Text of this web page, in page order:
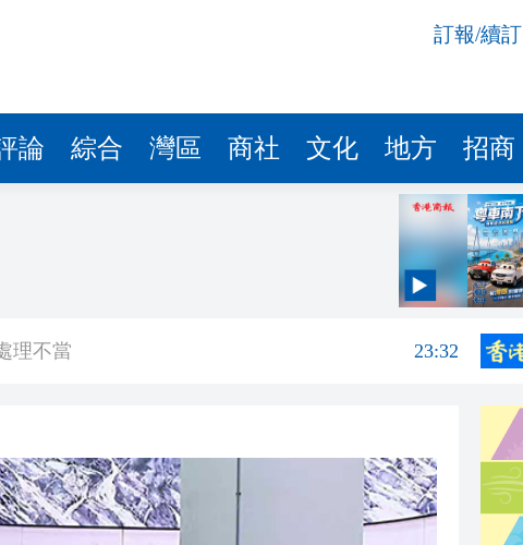
訂報/續訂
論 綜合 灣區 商社 文化 地方 招商
23:52
理不當
23:32
大飽「口福+眼福」
23:06
23:05